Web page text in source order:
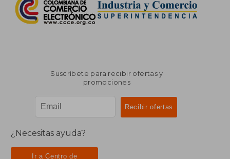
Suscríbete para recibir ofertas y
promociones
¿Necesitas ayuda?
Ir a Centro de